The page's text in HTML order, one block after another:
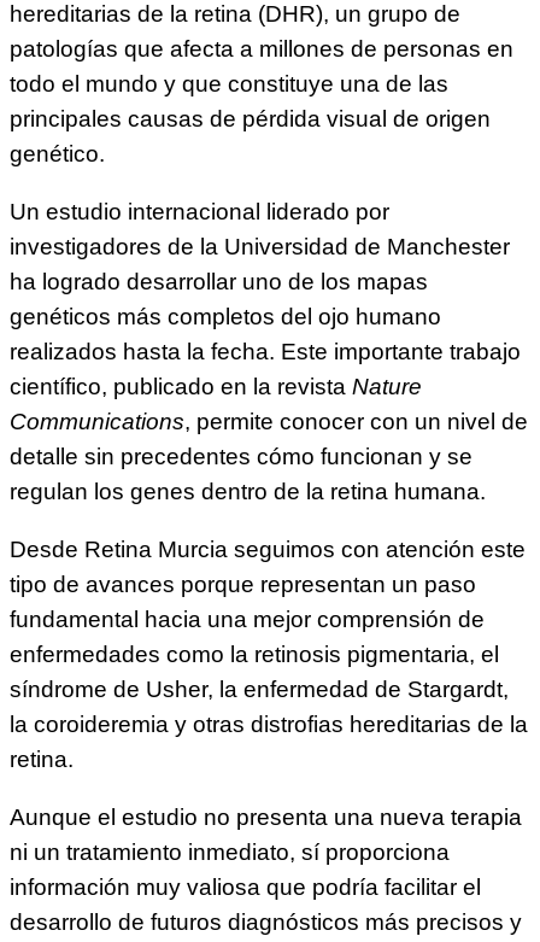
hereditarias de la retina (DHR), un grupo de
patologías que afecta a millones de personas en
todo el mundo y que constituye una de las
principales causas de pérdida visual de origen
genético.
Un estudio internacional liderado por
investigadores de la Universidad de Manchester
ha logrado desarrollar uno de los mapas
genéticos más completos del ojo humano
realizados hasta la fecha. Este importante trabajo
científico, publicado en la revista Nature
Communications, permite conocer con un nivel de
detalle sin precedentes cómo funcionan y se
regulan los genes dentro de la retina humana.
Desde Retina Murcia seguimos con atención este
tipo de avances porque representan un paso
fundamental hacia una mejor comprensión de
enfermedades como la retinosis pigmentaria, el
síndrome de Usher, la enfermedad de Stargardt,
la coroideremia y otras distrofias hereditarias de la
retina.
Aunque el estudio no presenta una nueva terapia
ni un tratamiento inmediato, sí proporciona
información muy valiosa que podría facilitar el
desarrollo de futuros diagnósticos más precisos y